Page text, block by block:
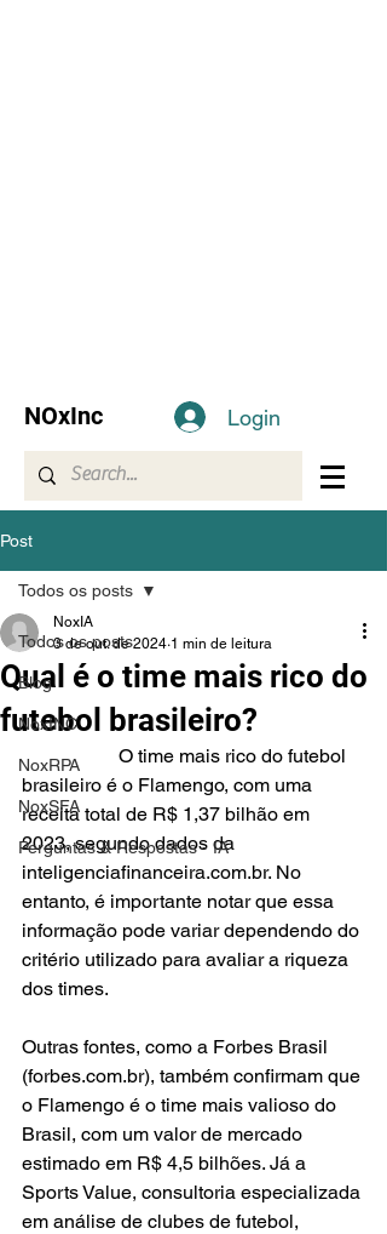
NOxInc Login
Post
Todos os posts
Blog
NoxINC
NoxRPA
NoxSFA
Perguntas & Respostas - IA
Todos os posts
Qual é o time mais rico do
futebol brasileiro?
NoxIA
3 de out. de 2024 1 min de leitura
		O time mais rico do futebol
brasileiro é o Flamengo, com uma
receita total de R$ 1,37 bilhão em
2023, segundo dados da
inteligenciafinanceira.com.br. No
entanto, é importante notar que essa
informação pode variar dependendo do
critério utilizado para avaliar a riqueza
dos times.
Outras fontes, como a Forbes Brasil
(forbes.com.br), também confirmam que
o Flamengo é o time mais valioso do
Brasil, com um valor de mercado
estimado em R$ 4,5 bilhões. Já a
Sports Value, consultoria especializada
em análise de clubes de futebol,